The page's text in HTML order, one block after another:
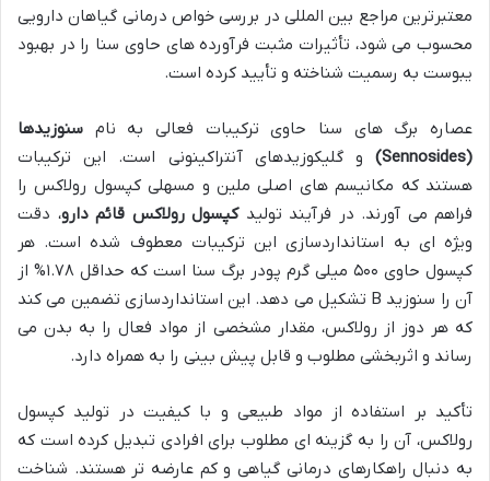
معتبرترین مراجع بین المللی در بررسی خواص درمانی گیاهان دارویی
محسوب می شود، تأثیرات مثبت فرآورده های حاوی سنا را در بهبود
یبوست به رسمیت شناخته و تأیید کرده است.
عصاره برگ های سنا حاوی ترکیبات فعالی به نام سنوزیدها
(Sennosides)
و گلیکوزیدهای آنتراکینونی است. این ترکیبات
هستند که مکانیسم های اصلی ملین و مسهلی کپسول رولاکس را
فراهم می آورند. در فرآیند تولیدکپسول رولاکس قائم دارو، دقت
ویژه ای به استانداردسازی این ترکیبات معطوف شده است. هر
کپسول حاوی ۵۰۰ میلی گرم پودر برگ سنا است که حداقل ۱.۷۸% از
آن را سنوزید B تشکیل می دهد. این استانداردسازی تضمین می کند
که هر دوز از رولاکس، مقدار مشخصی از مواد فعال را به بدن می
رساند و اثربخشی مطلوب و قابل پیش بینی را به همراه دارد.
تأکید بر استفاده از مواد طبیعی و با کیفیت در تولید کپسول
رولاکس، آن را به گزینه ای مطلوب برای افرادی تبدیل کرده است که
به دنبال راهکارهای درمانی گیاهی و کم عارضه تر هستند. شناخت